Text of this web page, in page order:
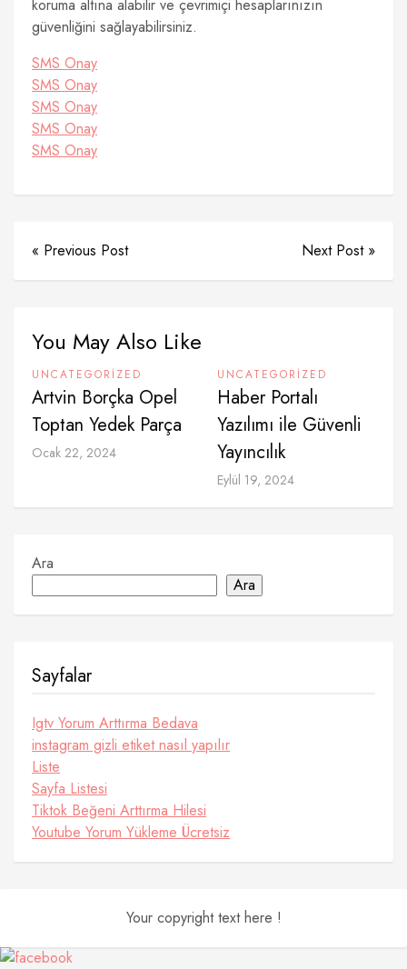
koruma altına alabilir ve çevrimiçi hesaplarınızın
güvenliğini sağlayabilirsiniz.
SMS Onay
SMS Onay
SMS Onay
SMS Onay
SMS Onay
« Previous Post Next Post »
You May Also Like
UNCATEGORIZED
Artvin Borçka Opel
Toptan Yedek Parça
Ocak 22, 2024
UNCATEGORIZED
Haber Portalı
Yazılımı ile Güvenli
Yayıncılık
Eylül 19, 2024
Ara
Ara
Sayfalar
Igtv Yorum Arttırma Bedava
instagram gizli etiket nasıl yapılır
Liste
Sayfa Listesi
Tiktok Beğeni Arttırma Hilesi
Youtube Yorum Yükleme Ücretsiz
Your copyright text here !